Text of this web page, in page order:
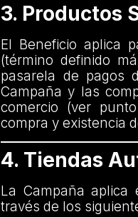
3. Productos
El Beneficio aplica
(término definido
pasarela de pagos
Campaña y las
comercio (ver
compra y existencia
4. Tiendas
La Campaña aplica
través de los